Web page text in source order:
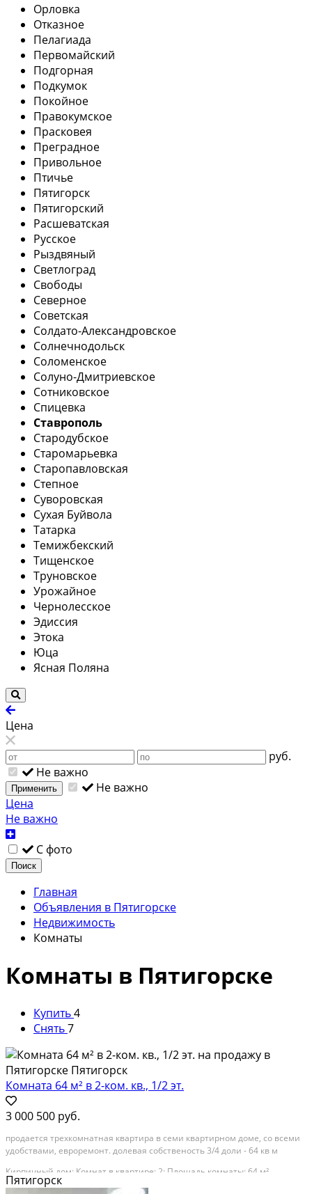
Орловка
Отказное
Пелагиада
Первомайский
Подгорная
Подкумок
Покойное
Правокумское
Прасковея
Преградное
Привольное
Птичье
Пятигорск
Пятигорский
Расшеватская
Русское
Рыздвяный
Светлоград
Свободы
Северное
Советская
Солдато-Александровское
Солнечнодольск
Соломенское
Солуно-Дмитриевское
Сотниковское
Спицевка
Ставрополь
Стародубское
Старомарьевка
Старопавловская
Степное
Суворовская
Сухая Буйвола
Татарка
Темижбекский
Тищенское
Труновское
Урожайное
Чернолесское
Эдиссия
Этока
Юца
Ясная Поляна
Цена
руб.
Не важно
Применить
Не важно
Цена
Не важно
С фото
Поиск
Главная
Объявления в Пятигорске
Недвижимость
Комнаты
Комнаты в Пятигорске
Купить4
Снять7
Комната 64 м² в 2-ком. кв., 1/2 эт.
3 000 500 руб.
продается трехкомнатная квартира в семи квартирном доме, со всеми
удобствами, евроремонт. долевая собственость 3/4 доли - 64 кв м
Кирпичный дом; Комнат в квартире: 2; Площадь комнаты: 64 м²
Пятигорск